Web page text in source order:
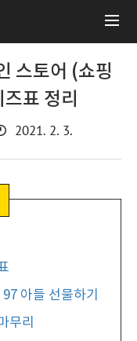
스토어 (쇼핑
표 정리
2021. 2. 3.
아들 선물하기
무리